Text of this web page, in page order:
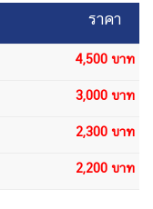
ราคา
4,500 บาท
3,000 บาท
2,300 บาท
2,200 บาท